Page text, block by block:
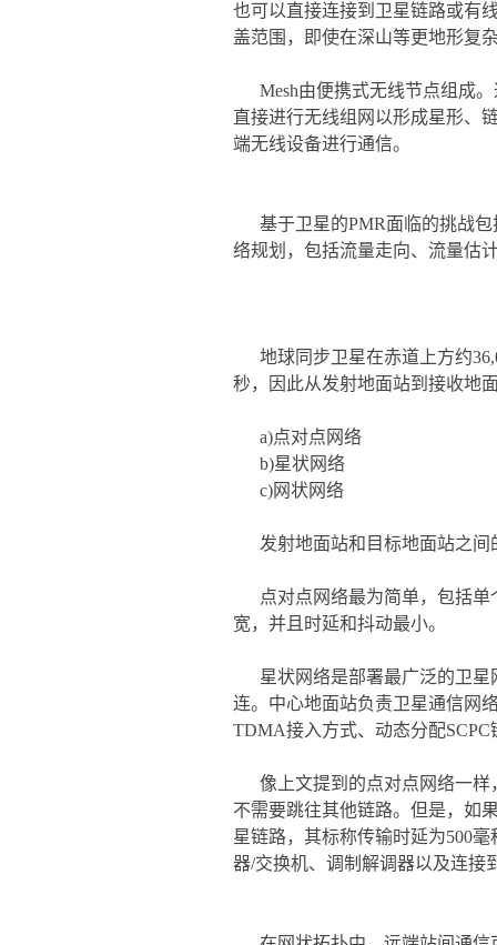
也可以直接连接到卫星链路或有
盖范围，即使在深山等更地形复
Mesh由便携式无线节点组成
直接进行无线组网以形成星形、
端无线设备进行通信。
基于卫星的PMR面临的挑战
络规划，包括流量走向、流量估
地球同步卫星在赤道上方约
秒，因此从发射地面站到接收地
a)点对点网络
b)星状网络
c)网状网络
发射地面站和目标地面站之
点对点网络最为简单，包括
宽，并且时延和抖动最小。
星状网络是部署最广泛的卫
连。中心地面站负责卫星通信网
TDMA接入方式、动态分配
像上文提到的点对点网络一
不需要跳往其他链路。但是，如
星链路，其标称传输时延为500
器/交换机、调制解调器以及连接